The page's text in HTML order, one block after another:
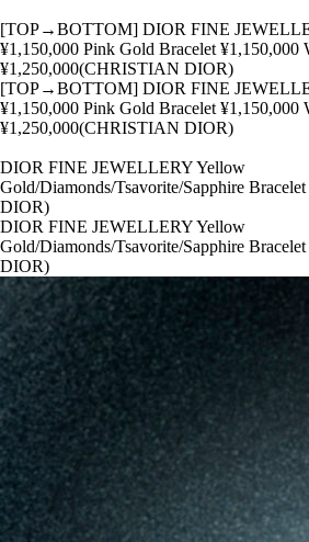
[TOP→BOTTOM] DIOR FINE
¥1,150,000 Pink Gold Bracelet ¥1,150,000
¥1,250,000(CHRISTIAN DIOR)
[TOP→BOTTOM] DIOR FINE
¥1,150,000 Pink Gold Bracelet ¥1,150,000
¥1,250,000(CHRISTIAN DIOR)
DIOR FINE JEWELLERY Yellow
Gold/Diamonds/Tsavorite/Sapphire
DIOR)
DIOR FINE JEWELLERY Yellow
Gold/Diamonds/Tsavorite/Sapphire
DIOR)